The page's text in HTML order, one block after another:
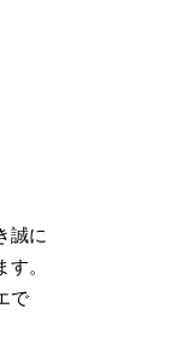
誠に
。
で